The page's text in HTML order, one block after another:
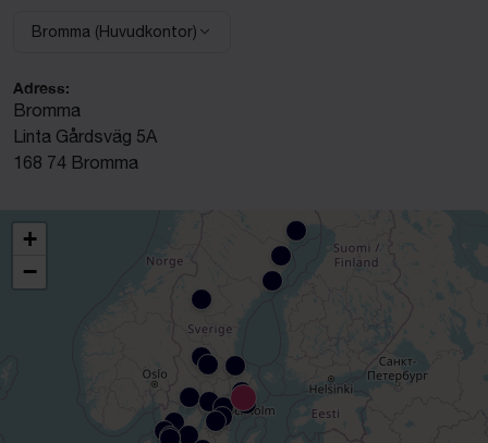
Välj anläggning:
Bromma (Huvudkontor)
Adress:
Bromma
Linta Gårdsväg 5A
168 74 Bromma
+
−